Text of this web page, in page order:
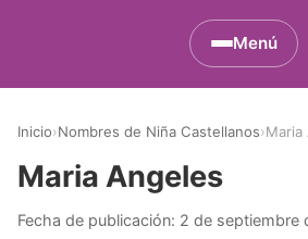
Menú
Nombres de Niña que
Inicio›Nombres de Niña Castellanos›Maria
Maria Angeles
Fecha de publicación: 2 de septiembre